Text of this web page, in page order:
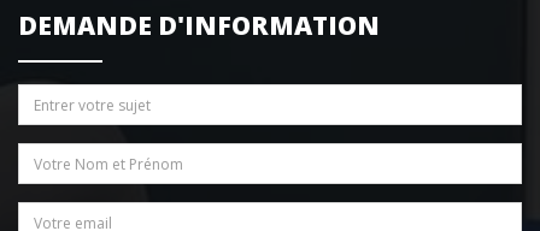
DEMANDE D'INFORMATION
Sujet
Nom / Prénom*